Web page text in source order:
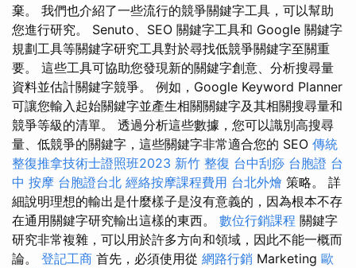
棄。 我們也介紹了一些流行的競爭關鍵字工具，可以幫助
您進行研究。 Senuto、SEO 關鍵字工具和 Google 關鍵字
規劃工具等關鍵字研究工具對於尋找低競爭關鍵字至關重
要。 這些工具可協助您發現新的關鍵字創意、分析搜尋量
資料並估計關鍵字競爭。 例如，Google Keyword Planner
可讓您輸入起始關鍵字並產生相關關鍵字及其相關搜尋量和
競爭等級的清單。 透過分析這些數據，您可以識別高搜尋
量、低競爭的關鍵字，這些關鍵字非常適合您的 SEO 傳統
整復推拿技術士證照班2023 新竹 整復 台中刮痧 台胞證 台
中 按摩 台胞證台北 經絡按摩課程費用 台北外燴 策略。 詳
細說明理想的輸出是什麼樣子是沒有意義的，因為根本不存
在通用關鍵字研究輸出這樣的東西。 數位行銷課程 關鍵字
研究非常複雜，可以用於許多方向和領域，因此不能一概而
論。 登記工商 首先，必須使用從 網路行銷 Marketing 歐